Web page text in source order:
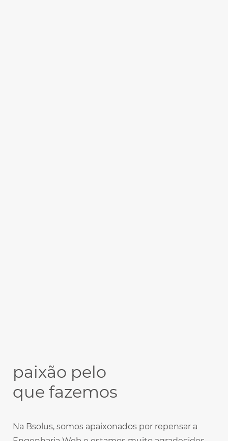
paixão pelo
que fazemos
Na Bsolus, somos apaixonados por repensar a